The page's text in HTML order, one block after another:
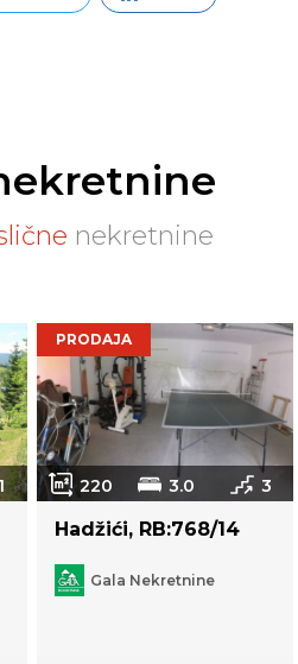
nekretnine
1
PRODAJA
220 3.0 3
Hadžići, RB:768/14
Gala Nekretnine